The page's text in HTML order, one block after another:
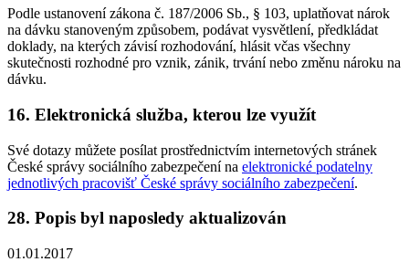
Podle ustanovení zákona č. 187/2006 Sb., § 103, uplatňovat nárok
na dávku stanoveným způsobem, podávat vysvětlení, předkládat
doklady, na kterých závisí rozhodování, hlásit včas všechny
skutečnosti rozhodné pro vznik, zánik, trvání nebo změnu nároku na
dávku.
16. Elektronická služba, kterou lze využít
Své dotazy můžete posílat prostřednictvím internetových stránek
České správy sociálního zabezpečení na elektronické podatelny
jednotlivých pracovišť České správy sociálního zabezpečení.
28. Popis byl naposledy aktualizován
01.01.2017